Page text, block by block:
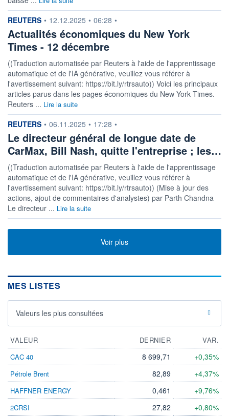
information fournie par
REUTERS • 12.12.2025 • 06:28 •
Actualités économiques du New York
Times - 12 décembre
((Traduction automatisée par Reuters à l'aide de l'apprentissage
automatique et de l'IA générative, veuillez vous référer à
l'avertissement suivant: https://bit.ly/rtrsauto)) Voici les principaux
articles parus dans les pages économiques du New York Times.
Reuters ... Lire la suite
information fournie par
REUTERS • 06.11.2025 • 17:28 •
Le directeur général de longue date de
CarMax, Bill Nash, quitte l'entreprise ; les…
((Traduction automatisée par Reuters à l'aide de l'apprentissage
automatique et de l'IA générative, veuillez vous référer à
l'avertissement suivant: https://bit.ly/rtrsauto)) (Mise à jour des
actions, ajout de commentaires d'analystes) par Parth Chandna
Le directeur ... Lire la suite
Voir plus
MES LISTES
Valeurs les plus consultées
VALEUR DERNIER
VAR.
CAC 40
8 699,71 +0,35%
Pétrole Brent 82,89 +4,37%
HAFFNER ENERGY 0,461 +9,76%
2CRSI 27,82 +0,80%